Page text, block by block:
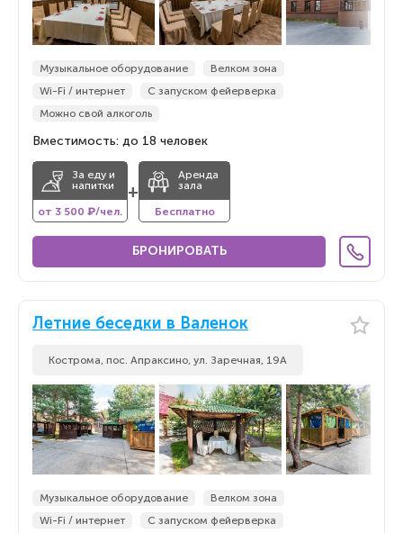
Музыкальное оборудование
Велком зона
Wi-Fi / интернет
С запуском фейерверка
Можно свой алкоголь
Вместимость: до 18 человек
За еду и
напитки
от 3 500 ₽/чел.
+
Аренда
зала
Бесплатно
БРОНИРОВАТЬ
Летние беседки в Валенок
Кострома, пос. Апраксино, ул. Заречная, 19А
Музыкальное оборудование
Велком зона
Wi-Fi / интернет
С запуском фейерверка